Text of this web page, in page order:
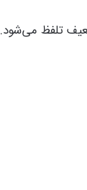
تلفظ می‌شود.